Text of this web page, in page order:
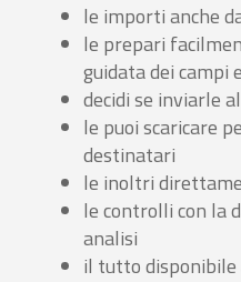
le importi anche
le prepari
guidata dei campi
decidi se inviarle
le puoi scaricare
destinatari
le inoltri
le controlli con la
analisi
il tutto disponibile